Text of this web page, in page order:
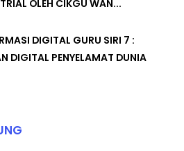
OLEH CIKGU WAN...
DIGITAL GURU SIRI 7 :
DIGITAL PENYELAMAT DUNIA